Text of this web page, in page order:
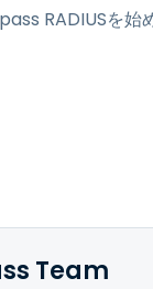
RADIUSを始
Team